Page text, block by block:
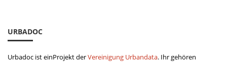
URBADOC
Urbadoc ist einProjekt derVereinigung Urbandata. Ihr gehören